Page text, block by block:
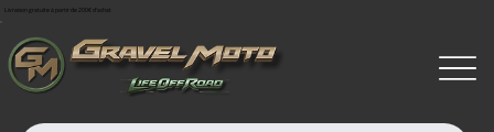
Livraison gratuite à partir de 200€ d'achat